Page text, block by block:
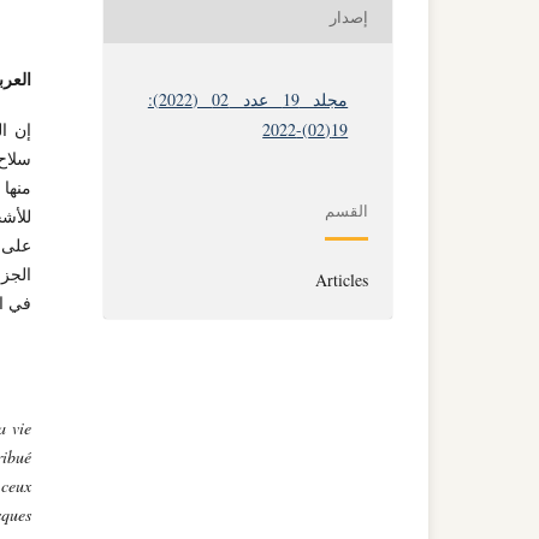
إن
على
في
vie
إصدار
مجلد 19 عدد 02 (2022):
19(02)-2022
القسم
Articles